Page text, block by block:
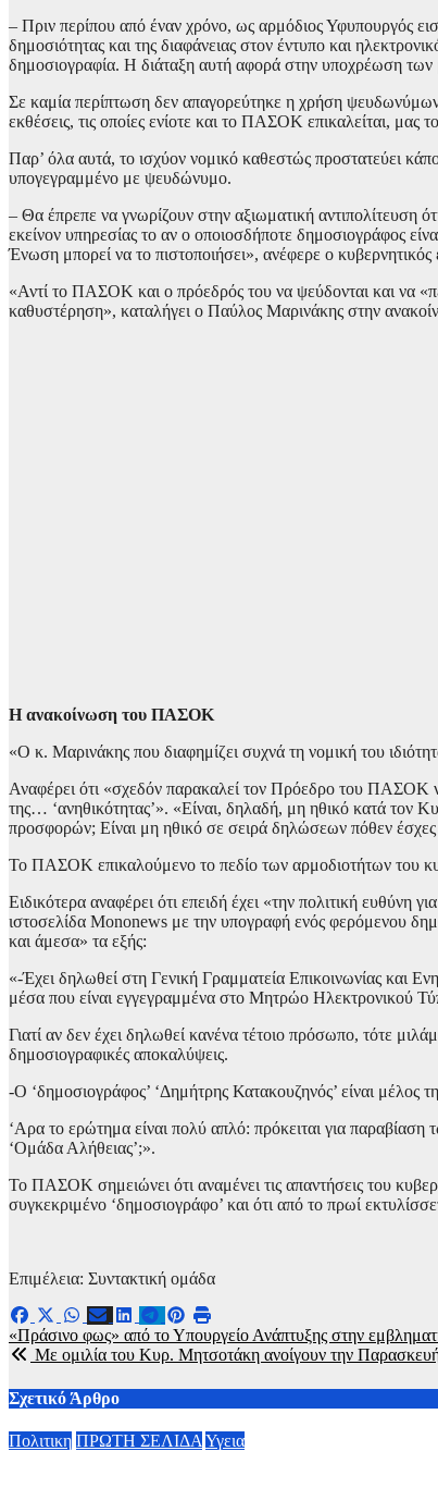
– Πριν περίπου από έναν χρόνο, ως αρμόδιος Υφυπουργός
δημοσιότητας και της διαφάνειας στον έντυπο και
δημοσιογραφία. Η διάταξη αυτή αφορά στην υποχρέωση
Σε καμία περίπτωση δεν απαγορεύτηκε η χρήση
εκθέσεις, τις οποίες ενίοτε και το ΠΑΣΟΚ επικαλείται, μας
Παρ’ όλα αυτά, το ισχύον νομικό καθεστώς προστατεύει
υπογεγραμμένο με ψευδώνυμο.
– Θα έπρεπε να γνωρίζουν στην αξιωματική αντιπολίτευση
εκείνον υπηρεσίας το αν ο οποιοσδήποτε δημοσιογράφος
Ένωση μπορεί να το πιστοποιήσει», ανέφερε ο
«Αντί το ΠΑΣΟΚ και ο πρόεδρός του να ψεύδονται και να
καθυστέρηση», καταλήγει ο Παύλος Μαρινάκης στην
Η ανακοίνωση του ΠΑΣΟΚ
«Ο κ. Μαρινάκης που διαφημίζει συχνά τη νομική του
Αναφέρει ότι «σχεδόν παρακαλεί τον Πρόεδρο του ΠΑΣΟΚ
της… ‘ανηθικότητας’». «Είναι, δηλαδή, μη ηθικό κατά τον
προσφορών; Είναι μη ηθικό σε σειρά δηλώσεων πόθεν
Το ΠΑΣΟΚ επικαλούμενο το πεδίο των αρμοδιοτήτων του
Ειδικότερα αναφέρει ότι επειδή έχει «την πολιτική
ιστοσελίδα Mononews με την υπογραφή ενός φερόμενου
και άμεσα» τα εξής:
«-Έχει δηλωθεί στη Γενική Γραμματεία Επικοινωνίας
μέσα που είναι εγγεγραμμένα στο Μητρώο Ηλεκτρονικού
Γιατί αν δεν έχει δηλωθεί κανένα τέτοιο πρόσωπο, τότε
δημοσιογραφικές αποκαλύψεις.
-Ο ‘δημοσιογράφος’ ‘Δημήτρης Κατακουζηνός’ είναι μέλος
‘Αρα το ερώτημα είναι πολύ απλό: πρόκειται για
‘Ομάδα Αλήθειας’;».
Το ΠΑΣΟΚ σημειώνει ότι αναμένει τις απαντήσεις του
συγκεκριμένο ‘δημοσιογράφο’ και ότι από το πρωί
Επιμέλεια: Συντακτική ομάδα
Πλοήγηση
άρθρων
«Πράσινο φως» από το Υπουργείο Ανάπτυξης στην
Με ομιλία του Κυρ. Μητσοτάκη ανοίγουν την
Σχετικό Άρθρο
Πολιτικη ΠΡΩΤΗ ΣΕΛΙΔΑ Υγεια